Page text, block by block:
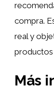
compra.
real y
productos
Más